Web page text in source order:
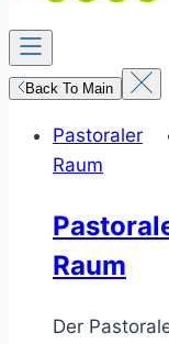
Back To Main
Pastoraler
Raum
Raum
Der